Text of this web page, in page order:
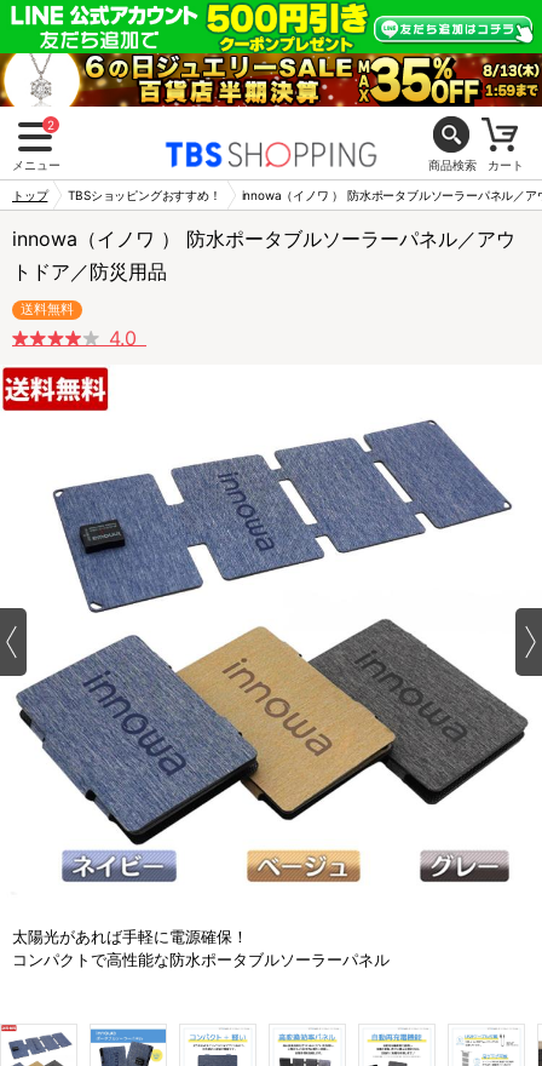
2
メニュー 商品検索 カート
トップ TBSショッピングおすすめ！ innowa（イノワ ） 防水ポータブルソーラーパネル／ア
innowa（イノワ ） 防水ポータブルソーラーパネル／アウ
トドア／防災用品
送料無料
4.0
太陽光があれば手軽に電源確保！
コンパクトで高性能な防水ポータブルソーラーパネル